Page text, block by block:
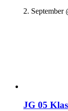
2. September
JG 05